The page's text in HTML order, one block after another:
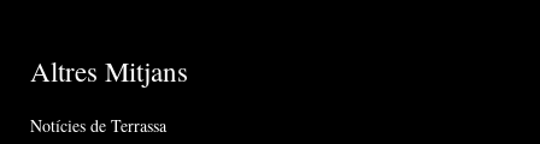
Altres Mitjans
Notícies de Terrassa